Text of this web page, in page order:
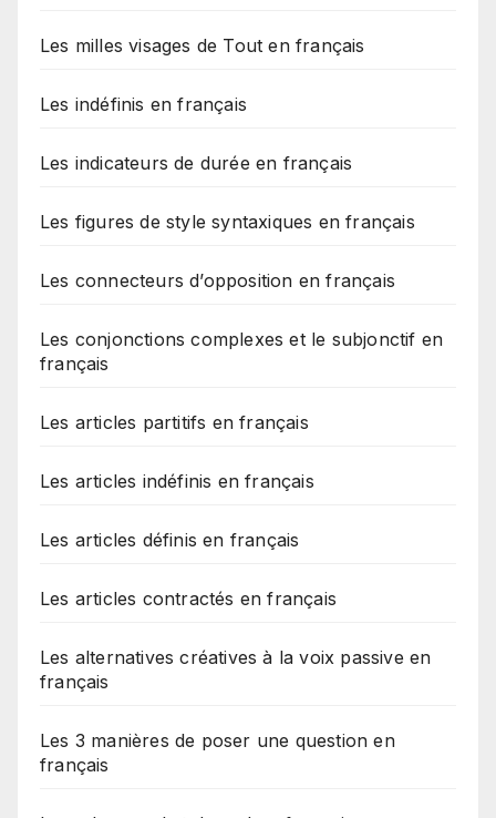
Les milles visages de Tout en français
Les indéfinis en français
Les indicateurs de durée en français
Les figures de style syntaxiques en français
Les connecteurs d’opposition en français
Les conjonctions complexes et le subjonctif en
français
Les articles partitifs en français
Les articles indéfinis en français
Les articles définis en français
Les articles contractés en français
Les alternatives créatives à la voix passive en
français
Les 3 manières de poser une question en
français